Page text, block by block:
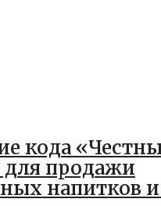
кода
для продажи
напитков